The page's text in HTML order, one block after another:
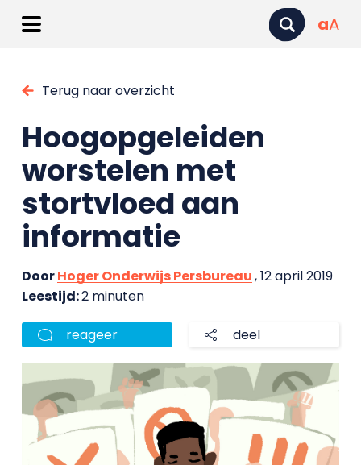
aA
Terug naar overzicht
Hoogopgeleiden
worstelen met
stortvloed aan
informatie
DoorHoger Onderwijs Persbureau, 12 april 2019
Leestijd:2 minuten
reageer deel